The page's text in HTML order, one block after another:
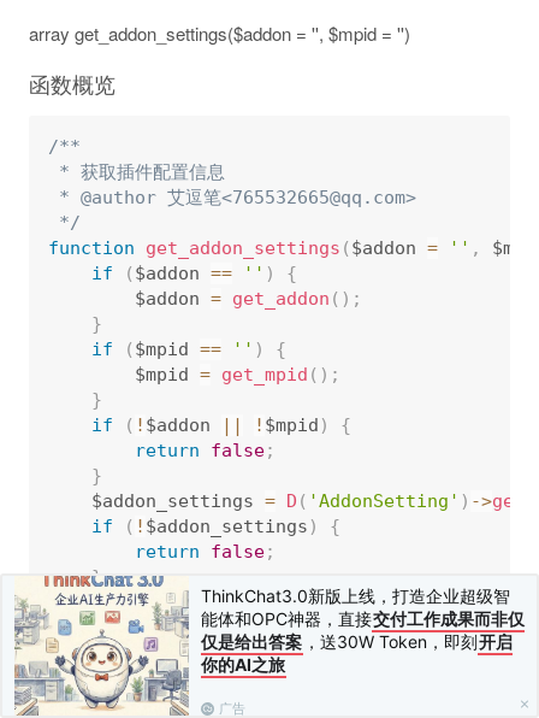
ThinkChat3.0新版上线，打造企业超级智
能体和OPC神器，直接交付工作成果而非仅
仅是给出答案 ，送30W Token，即刻开启
你的AI之旅
广告
array get_addon_settings($addon = '', $mpid = '')
函数概览
/**
* 获取插件配置信息
* @author 艾逗笔<765532665@qq.com>
*/
function
get_addon_settings ( $addon = '' ,
if
( $addon == '' )
{
        $addon
= get_addon ( ) ;
}
if
( $mpid == '' )
{
        $mpid
= get_mpid ( ) ;
}
if
( ! $addon || ! $mpid )
{
return
false;
}
    $addon_settings
= D ( 'AddonSetting' ) ->
if
( ! $addon_settings )
{
return
false;
}
return $addon_settings;
}
上一篇：get_addon